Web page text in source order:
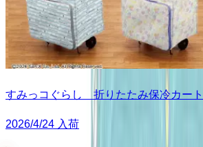
すみっコぐらし 折りたたみ保冷カー
2026/4/24 入荷